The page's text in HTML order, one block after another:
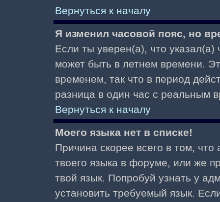
Вернуться к началу
Я изменил часовой пояс, но
Если ты уверен(а), что
может быть в летнем времени.
временем, так что в период
разница в один час с реальным
Вернуться к началу
Моего языка нет в списке!
Причина скорее всего в том,
твоего языка в форуме, или же
твой язык. Попробуй узнать у
установить требуемый язык.